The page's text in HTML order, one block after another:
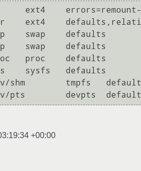
ext4
ext4
swap    defaults
swap    defaults
proc    defaults
sysfs   defaults
shm        tmpfs
pts        devpts
+00:00